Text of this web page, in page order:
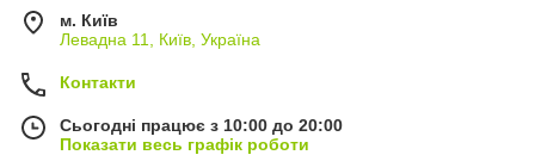
м. Київ
Левадна 11, Київ, Україна
Контакти
Сьогодні працює з 10:00 до 20:00
Показати весь графік роботи